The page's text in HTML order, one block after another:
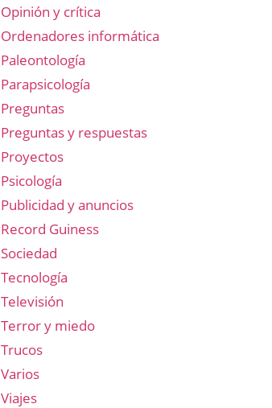
Opinión y crítica
Ordenadores informática
Paleontología
Parapsicología
Preguntas
Preguntas y respuestas
Proyectos
Psicología
Publicidad y anuncios
Record Guiness
Sociedad
Tecnología
Televisión
Terror y miedo
Trucos
Varios
Viajes